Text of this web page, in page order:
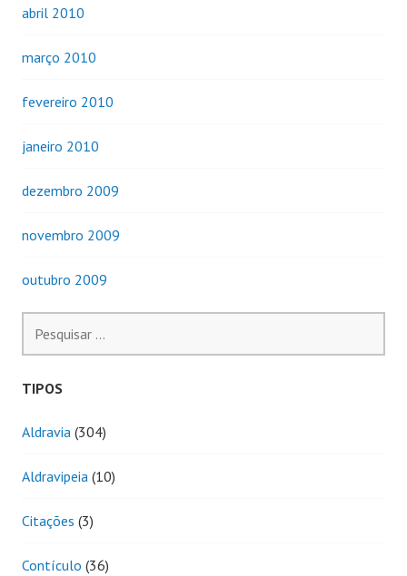
abril 2010
março 2010
fevereiro 2010
janeiro 2010
dezembro 2009
novembro 2009
outubro 2009
por:
TIPOS
Aldravia (304)
Aldravipeia (10)
Citações (3)
Contículo (36)